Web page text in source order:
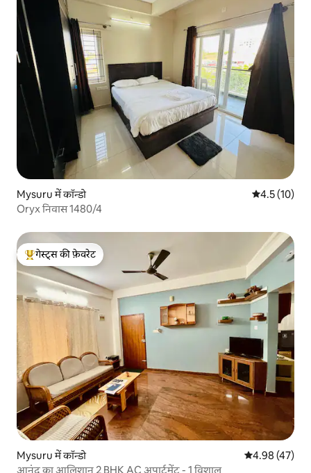
Mysuru में कॉन्डो औसत रेटिंग 5
4.5 (10)
Oryx निवास 1480/4
गेस्ट्स का टॉप फ़ेवरेट
गेस्ट्स की फ़ेवरेट
Mysuru में कॉन्डो औसत रेटिंग 5 में
4.98 (47)
आनंद का आलिशान 2 BHK AC अपार्टमेंट - 1 विशाल